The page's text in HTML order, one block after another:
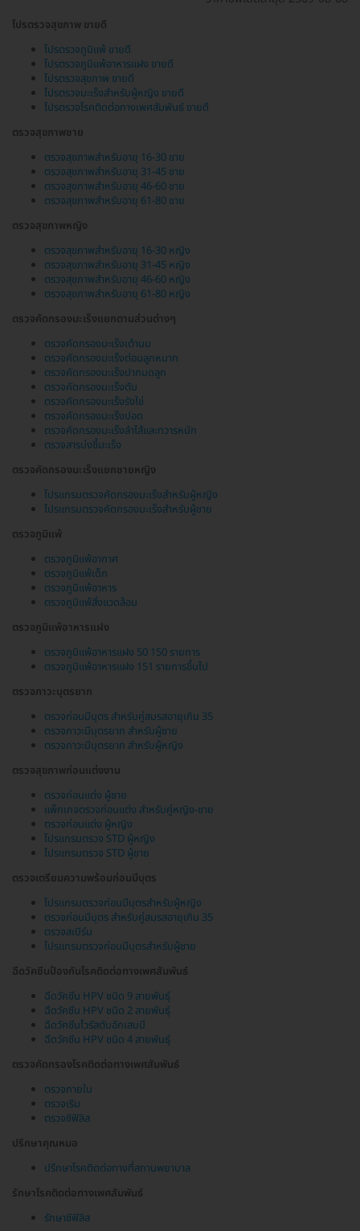
โปรตรวจสุขภาพ ขายดี
โปรตรวจภูมิแพ้ ขายดี
โปรตรวจภูมิแพ้อาหารแฝง ขายดี
โปรตรวจสุขภาพ ขายดี
โปรตรวจมะเร็งสำหรับผู้หญิง ขายดี
โปรตรวจโรคติดต่อทางเพศสัมพันธ์ ขายดี
ตรวจสุขภาพชาย
ตรวจสุขภาพสำหรับอายุ 16-30 ชาย
ตรวจสุขภาพสำหรับอายุ 31-45 ชาย
ตรวจสุขภาพสำหรับอายุ 46-60 ชาย
ตรวจสุขภาพสำหรับอายุ 61-80 ชาย
ตรวจสุขภาพหญิง
ตรวจสุขภาพสำหรับอายุ 16-30 หญิง
ตรวจสุขภาพสำหรับอายุ 31-45 หญิง
ตรวจสุขภาพสำหรับอายุ 46-60 หญิง
ตรวจสุขภาพสำหรับอายุ 61-80 หญิง
ตรวจคัดกรองมะเร็งแยกตามส่วนต่างๆ
ตรวจคัดกรองมะเร็งเต้านม
ตรวจคัดกรองมะเร็งต่อมลูกหมาก
ตรวจคัดกรองมะเร็งปากมดลูก
ตรวจคัดกรองมะเร็งตับ
ตรวจคัดกรองมะเร็งรังไข่
ตรวจคัดกรองมะเร็งปอด
ตรวจคัดกรองมะเร็งลำไส้และทวารหนัก
ตรวจสารบ่งชี้มะเร็ง
ตรวจคัดกรองมะเร็งแยกชายหญิง
โปรแกรมตรวจคัดกรองมะเร็งสำหรับผู้หญิง
โปรแกรมตรวจคัดกรองมะเร็งสำหรับผู้ชาย
ตรวจภูมิแพ้
ตรวจภูมิแพ้อากาศ
ตรวจภูมิแพ้เด็ก
ตรวจภูมิแพ้อาหาร
ตรวจภูมิแพ้สิ่งแวดล้อม
ตรวจภูมิแพ้อาหารแฝง
ตรวจภูมิแพ้อาหารแฝง 50 150 รายการ
ตรวจภูมิแพ้อาหารแฝง 151 รายการขึ้นไป
ตรวจภาวะบุตรยาก
ตรวจก่อนมีบุตร สำหรับคู่สมรสอายุเกิน 35
ตรวจภาวะมีบุตรยาก สำหรับผู้ชาย
ตรวจภาวะมีบุตรยาก สำหรับผู้หญิง
ตรวจสุขภาพก่อนแต่งงาน
ตรวจก่อนแต่ง ผู้ชาย
แพ็กเกจตรวจก่อนแต่ง สำหรับคู่หญิง-ชาย
ตรวจก่อนแต่ง ผู้หญิง
โปรแกรมตรวจ STD ผู้หญิง
โปรแกรมตรวจ STD ผู้ชาย
ตรวจเตรียมความพร้อมก่อนมีบุตร
โปรแกรมตรวจก่อนมีบุตรสำหรับผู้หญิง
ตรวจก่อนมีบุตร สำหรับคู่สมรสอายุเกิน 35
ตรวจสเปิร์ม
โปรแกรมตรวจก่อนมีบุตรสำหรับผู้ชาย
ฉีดวัคซีนป้องกันโรคติดต่อทางเพศสัมพันธ์
ฉีดวัคซีน HPV ชนิด 9 สายพันธุ์
ฉีดวัคซีน HPV ชนิด 2 สายพันธุ์
ฉีดวัคซีนไวรัสตับอักเสบบี
ฉีดวัคซีน HPV ชนิด 4 สายพันธุ์
ตรวจคัดกรองโรคติดต่อทางเพศสัมพันธ์
ตรวจภายใน
ตรวจเริม
ตรวจซิฟิลิส
ปรึกษาคุณหมอ
ปรึกษาโรคติดต่อทางที่สถานพยาบาล
รักษาโรคติดต่อทางเพศสัมพันธ์
รักษาซิฟิลิส